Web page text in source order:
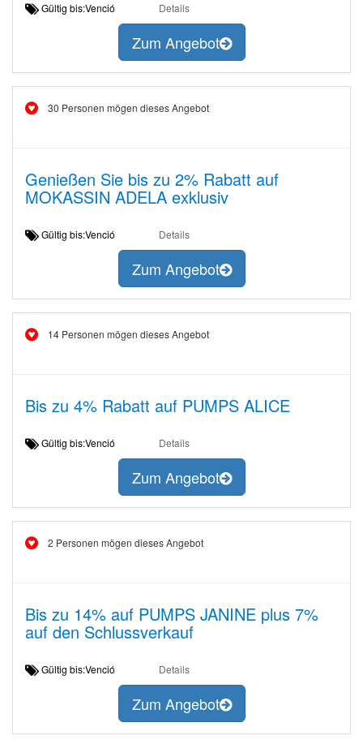
Gültig bis:Venció Details
Zum Angebot
30 Personen mögen dieses Angebot
Genießen Sie bis zu 2% Rabatt auf
MOKASSIN ADELA exklusiv
Gültig bis:Venció Details
Zum Angebot
14 Personen mögen dieses Angebot
Bis zu 4% Rabatt auf PUMPS ALICE
Gültig bis:Venció Details
Zum Angebot
2 Personen mögen dieses Angebot
Bis zu 14% auf PUMPS JANINE plus 7%
auf den Schlussverkauf
Gültig bis:Venció Details
Zum Angebot